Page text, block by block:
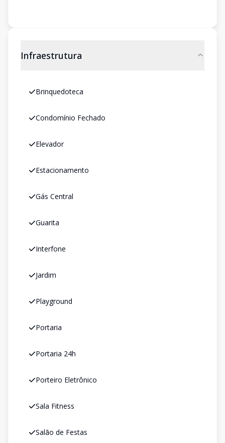
Infraestrutura
Brinquedoteca
Condomínio Fechado
Elevador
Estacionamento
Gás Central
Guarita
Interfone
Jardim
Playground
Portaria
Portaria 24h
Porteiro Eletrônico
Sala Fitness
Salão de Festas